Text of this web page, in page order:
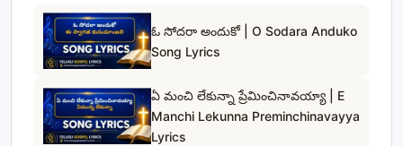
ఓ సోదరా అందుకో | O Sodara Anduko
Song Lyrics
ఏ మంచి లేకున్నా ప్రేమించినావయ్యా | E
Manchi Lekunna Preminchinavayya
Lyrics